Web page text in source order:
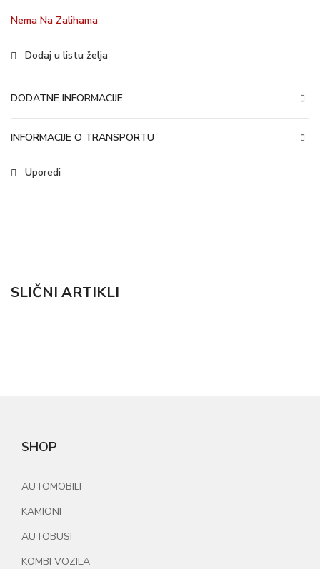
Nema Na Zalihama
Dodaj u listu želja
DODATNE INFORMACIJE
INFORMACIJE O TRANSPORTU
Uporedi
SLIČNI ARTIKLI
SHOP
AUTOMOBILI
KAMIONI
AUTOBUSI
KOMBI VOZILA